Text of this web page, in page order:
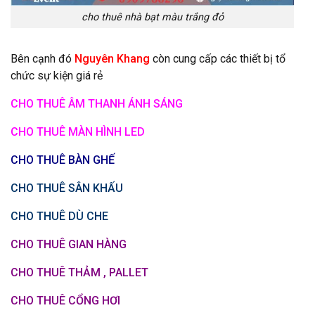
cho thuê nhà bạt màu trắng đỏ
Bên cạnh đó Nguyên Khang còn cung cấp các thiết bị tổ
chức sự kiện giá rẻ
CHO THUÊ ÂM THANH ÁNH SÁNG
CHO THUÊ MÀN HÌNH LED
CHO THUÊ BÀN GHẾ
CHO THUÊ SÂN KHẤU
CHO THUÊ DÙ CHE
CHO THUÊ GIAN HÀNG
CHO THUÊ THẢM , PALLET
CHO THUÊ CỔNG HƠI